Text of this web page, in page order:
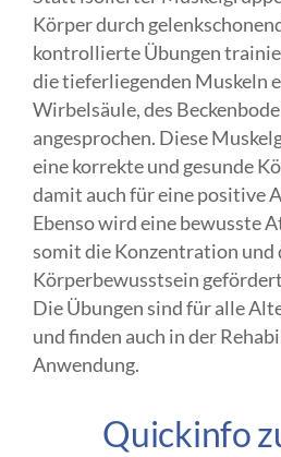
Körper durch
kontrollierte Übungen
die tieferliegenden Muskeln
Wirbelsäule, des
angesprochen. Diese
eine korrekte und gesunde
damit auch für eine positive
Ebenso wird eine bewusste
somit die Konzentration und
Körperbewusstsein
Die Übungen sind für alle
und finden auch in der
Anwendung.
Quickinfo